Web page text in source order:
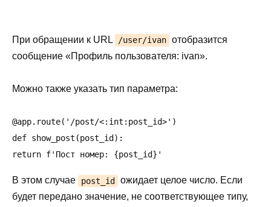
При обращении к URL /user/ivan отобразится
сообщение «Профиль пользователя: ivan».
Можно также указать тип параметра:
@app.route('/post/<:int:post_id>')
def show_post(post_id):
В этом случае post_id ожидает целое число. Если
будет передано значение, не соответствующее типу,